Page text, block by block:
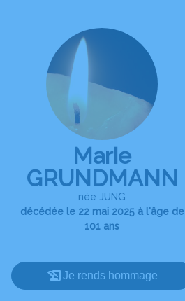
Marie
GRUNDMANN
née JUNG
décédée le 22 mai 2025 à l'âge de
101 ans
Je rends hommage